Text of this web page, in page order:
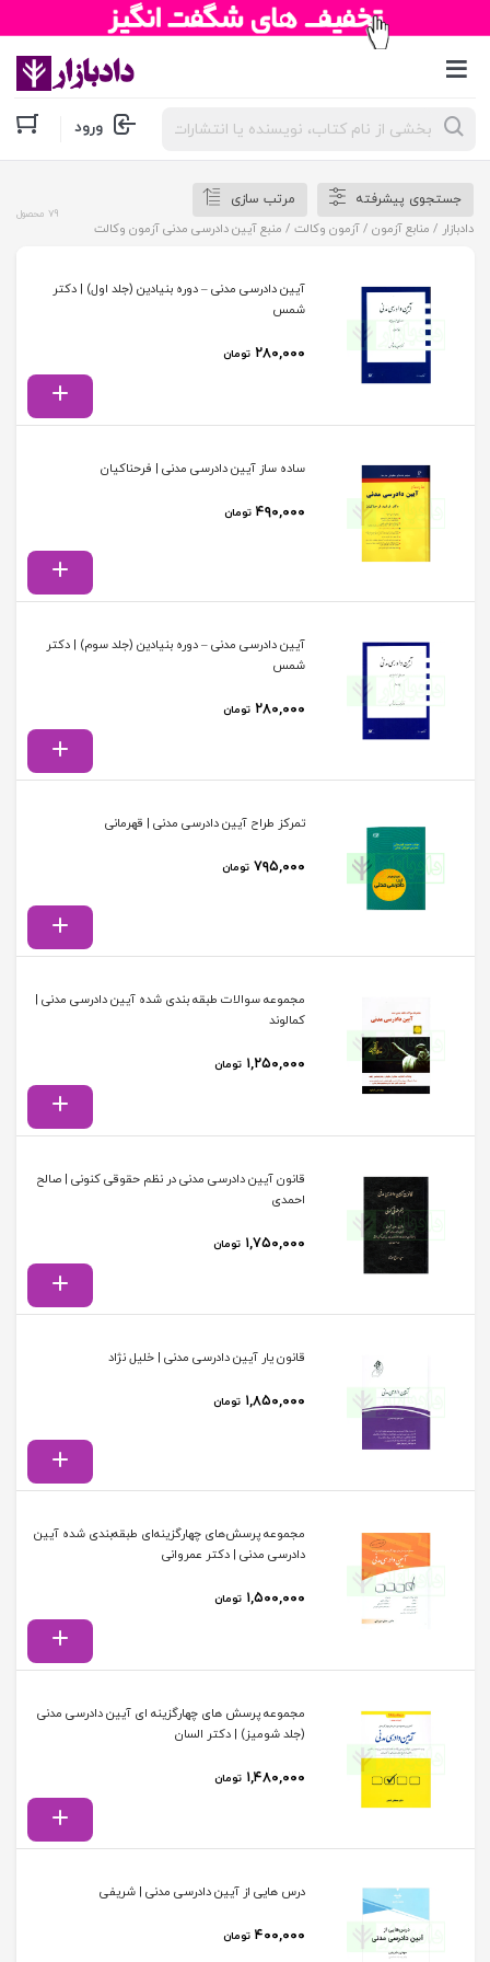
جستجوی
محصولات ورود
جستجوی پیشرفته
مرتب سازی
دادبازار / منابع آزمون /آزمون وکالت / منبع آیین دادرسی مدنی آزمون وکالت
79 محصول
آیین دادرسی مدنی – دوره بنیادین (جلد اول) | دکتر
شمس
۲۸۰,۰۰۰ تومان
ساده ساز آیین دادرسی مدنی | فرحناکیان
۴۹۰,۰۰۰ تومان
آیین دادرسی مدنی – دوره بنیادین (جلد سوم) | دکتر
شمس
۲۸۰,۰۰۰ تومان
تمرکز طراح آیین دادرسی مدنی | قهرمانی
۷۹۵,۰۰۰ تومان
مجموعه سوالات طبقه بندی شده آیین دادرسی مدنی |
کمالوند
۱,۲۵۰,۰۰۰ تومان
قانون آیین دادرسی مدنی در نظم حقوقی کنونی | صالح
احمدی
۱,۷۵۰,۰۰۰ تومان
قانون یار آیین دادرسی مدنی | خلیل نژاد
۱,۸۵۰,۰۰۰ تومان
مجموعه پرسش‌های چهارگزینه‌ای طبقه‌بندی شده آیین
دادرسی مدنی | دکتر عمروانی
۱,۵۰۰,۰۰۰ تومان
مجموعه پرسش های چهارگزینه ای آیین دادرسی مدنی
(جلد شومیز) | دکتر السان
۱,۴۸۰,۰۰۰ تومان
درس هایی از آیین دادرسی مدنی | شریفی
۴۰۰,۰۰۰ تومان